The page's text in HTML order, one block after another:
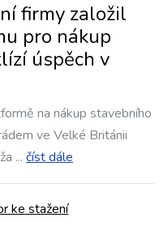
firmy založil
pro nákup
úspěch v
na nákup stavebního
ve Velké Británii
... číst dále
ke stažení